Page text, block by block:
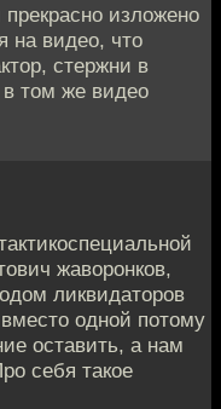
изложено
на видео, что
стержни в
том же видео
жаворонков,
ликвидаторов
одной потому
оставить, а нам
себя такое